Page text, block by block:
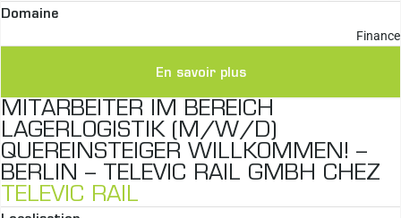
Domaine
Finance
En savoir plus
MITARBEITER IM BEREICH
LAGERLOGISTIK (M/W/D)
QUEREINSTEIGER WILLKOMMEN! –
BERLIN – TELEVIC RAIL GMBH CHEZ
TELEVIC RAIL